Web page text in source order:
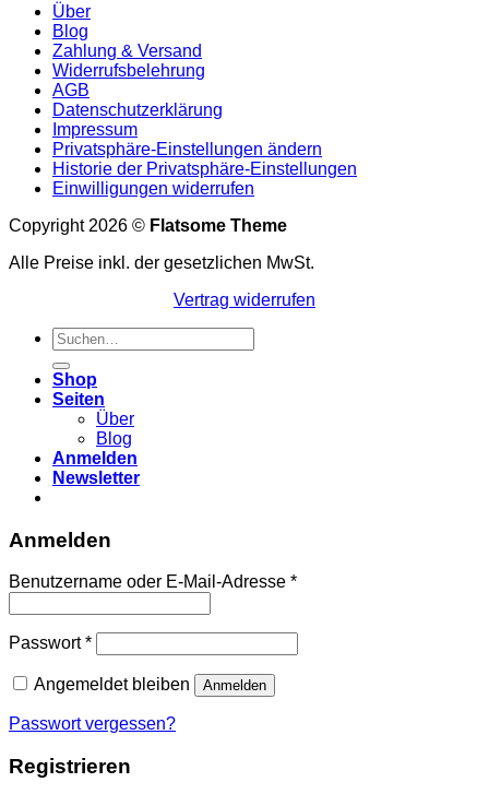
Über
Blog
Zahlung & Versand
Widerrufsbelehrung
AGB
Datenschutzerklärung
Impressum
Privatsphäre-Einstellungen ändern
Historie der Privatsphäre-Einstellungen
Einwilligungen widerrufen
Copyright 2026 © Flatsome Theme
Alle Preise inkl. der gesetzlichen MwSt.
Vertrag widerrufen
Suchen
nach:
Shop
Seiten
Über
Blog
Anmelden
Newsletter
Anmelden
Benutzername oder E-Mail-Adresse *Erforderlich
Passwort*Erforderlich
Angemeldet bleiben Anmelden
Passwort vergessen?
Registrieren